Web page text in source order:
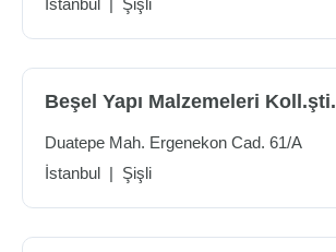
İstanbul | Şişli
Beşel Yapı Malzemeleri Koll.şti.
Duatepe Mah. Ergenekon Cad. 61/A
İstanbul | Şişli